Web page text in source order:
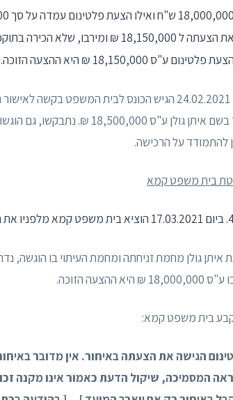
את הצעתה ל 18,150,000 ₪
הצעת פלטינום ע"ס 18,150,000 ₪ היא ההצעה הזוכה.
אחד בשם איתן גולן ע"ס
להתמודד על הרכישה.
בית משפט קמא
את ההחלטה נושא הערעור לפיה נדחתה
איתן גולן מחמת זניחתה ומחמת העיתוי בו
₪ היא ההצעה הזוכה.
בית משפט קמא:
הגישה את הצעתה באיחור. אין מדובר
המסמיכה, שיקול הדעת כאמור אינו מקנה